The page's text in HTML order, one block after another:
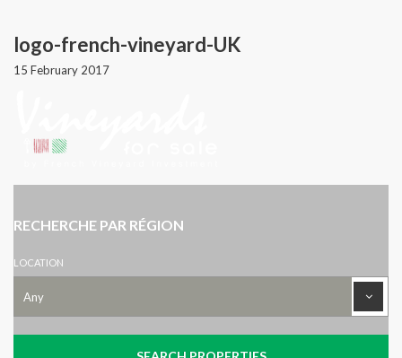
logo-french-vineyard-UK
15 February 2017
RECHERCHE PAR RÉGION
LOCATION